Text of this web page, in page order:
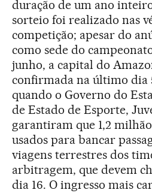
duração de um ano
sorteio foi realizado nas
competição; apesar do
como sede do
junho, a capital do
confirmada na último dia
quando o Governo do
de Estado de Esporte,
garantiram que 1,2
usados para bancar
viagens terrestres dos
arbitragem, que devem
dia 16. O ingresso mais